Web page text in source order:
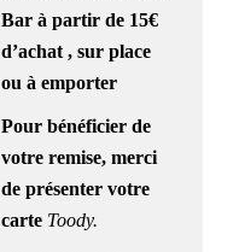
Bar à partir de 15€
d’achat ,sur place
ou à emporter
Pour bénéficier de
votre remise, merci
de présenter votre
carte Toody.